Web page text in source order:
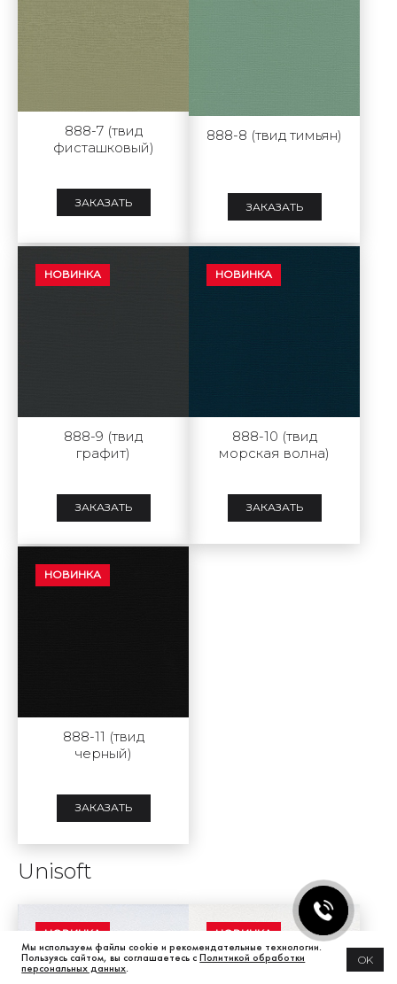
888-7 (твид
фисташковый)
ЗАКАЗАТЬ
888-8 (твид тимьян)
ЗАКАЗАТЬ
НОВИНКА
888-9 (твид
графит)
ЗАКАЗАТЬ
НОВИНКА
888-10 (твид
морская волна)
ЗАКАЗАТЬ
НОВИНКА
888-11 (твид
черный)
ЗАКАЗАТЬ
Unisoft
НОВИНКА НОВИНКА
Мы используем файлы cookie и рекомендательные технологии.
Пользуясь сайтом, вы соглашаетесь сПолитикой обработки
персональных данных.
OK